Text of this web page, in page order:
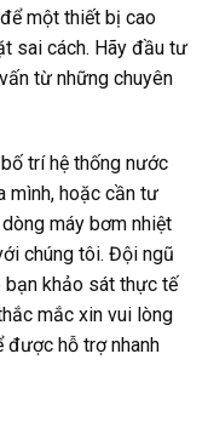
một thiết bị cao
sai cách. Hãy đầu tư
từ những chuyên
trí hệ thống nước
mình, hoặc cần tư
máy bơm nhiệt
chúng tôi. Đội ngũ
bạn khảo sát thực tế
mắc xin vui lòng
được hỗ trợ nhanh